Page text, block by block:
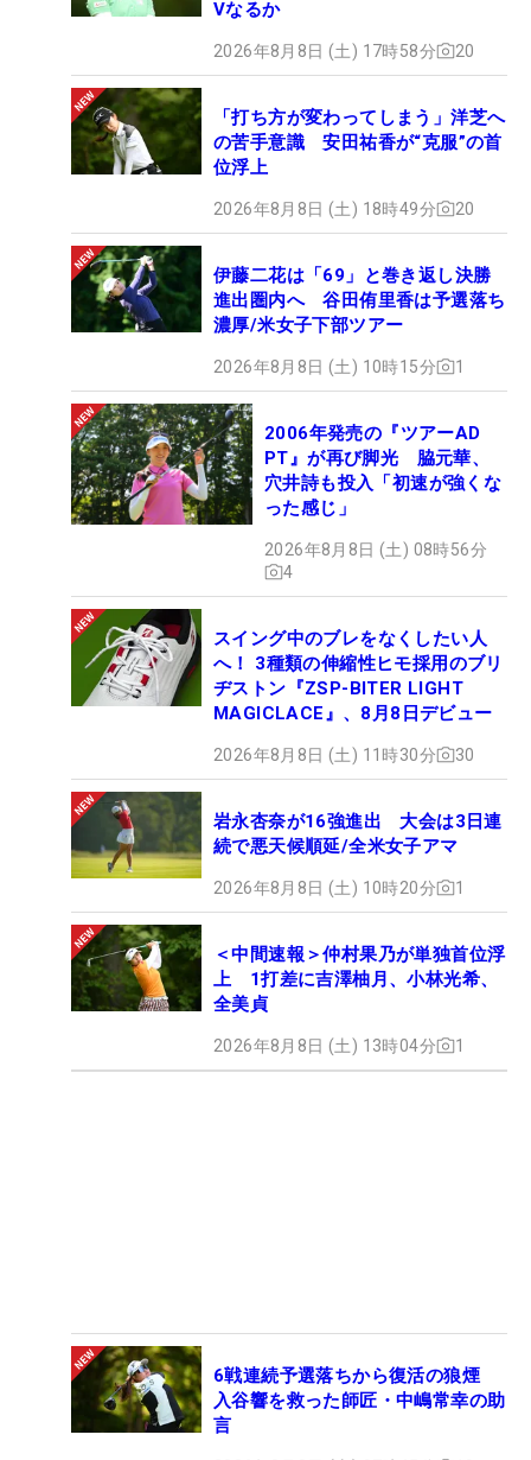
Vなるか
2026年8月8日 (土) 17時58分 20
「打ち方が変わってしまう」洋芝へ
の苦手意識 安田祐香が“克服”の首
位浮上
2026年8月8日 (土) 18時49分 20
伊藤二花は「69」と巻き返し決勝
進出圏内へ 谷田侑里香は予選落ち
濃厚/米女子下部ツアー
2026年8月8日 (土) 10時15分 1
2006年発売の『ツアーAD
PT』が再び脚光 脇元華、
穴井詩も投入「初速が強くな
った感じ」
2026年8月8日 (土) 08時56分
4
スイング中のブレをなくしたい人
へ！ 3種類の伸縮性ヒモ採用のブリ
ヂストン『ZSP-BITER LIGHT
MAGICLACE』、8月8日デビュー
2026年8月8日 (土) 11時30分 30
岩永杏奈が16強進出 大会は3日連
続で悪天候順延/全米女子アマ
2026年8月8日 (土) 10時20分 1
＜中間速報＞仲村果乃が単独首位浮
上 1打差に吉澤柚月、小林光希、
全美貞
2026年8月8日 (土) 13時04分 1
6戦連続予選落ちから復活の狼煙
入谷響を救った師匠・中嶋常幸の助
言